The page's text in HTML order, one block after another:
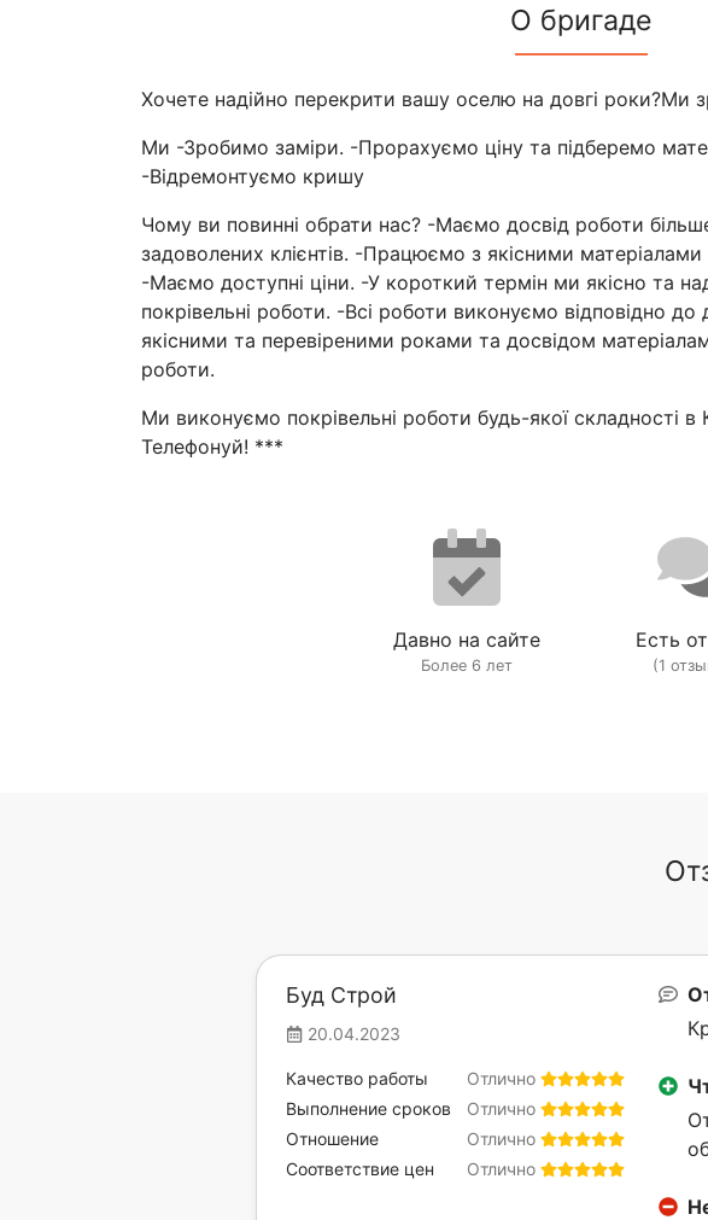
О бригаде
Хочете надійно перекрити вашу оселю на довгі роки?Ми
Ми -Зробимо заміри. -Прорахуємо ціну та підберемо
-Відремонтуємо кришу
Чому ви повинні обрати нас? -Маємо досвід роботи
задоволених клієнтів. -Працюємо з якісними
-Маємо доступні ціни. -У короткий термін ми якісно та
покрівельні роботи. -Всі роботи виконуємо відповідно
якісними та перевіреними роками та досвідом
роботи.
Ми виконуємо покрівельні роботи будь-якої складності в
Телефонуй! ***
Давно на сайте
Более 6 лет
Есть
(1
Буд Строй
20.04.2023
Отлично
Качество работы
Отлично
Выполнение сроков
Отлично
Отношение
Отлично
Соответствие цен